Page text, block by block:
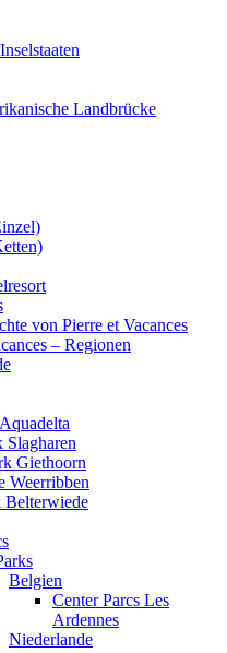
Landbrücke
von Pierre et Vacances
– Regionen
Slagharen
Giethoorn
Weerribben
Belterwiede
Belgien
Center Parcs Les
Ardennes
Niederlande